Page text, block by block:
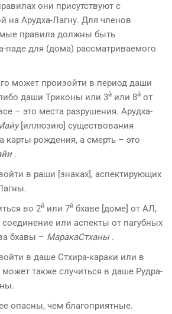
они присутствуют с
на Арудха-Лагну. Для членов
правила должны быть
паде для (дома) рассматриваемого
может произойти в период даши
даши Триконы или 3й или 8й от
– это места разрушения. Арудха-
[иллюзию] существования
карты рождения, а смерть – это
.
в раши [знаках], аспектирующих
во 2й или 7й бхаве [доме] от АЛ,
или аспекты от пагубных
бхавы – МаракаСтханы.
в даше Стхира-караки или в
также случиться в даше Рудра-
опасны, чем благоприятные.